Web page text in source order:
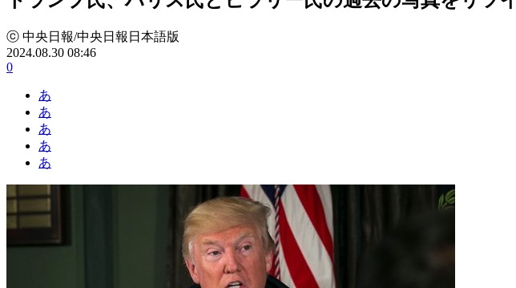
ⓒ 中央日報/中央日報日本語版
2024.08.30 08:46
0
あ
あ
あ
あ
あ